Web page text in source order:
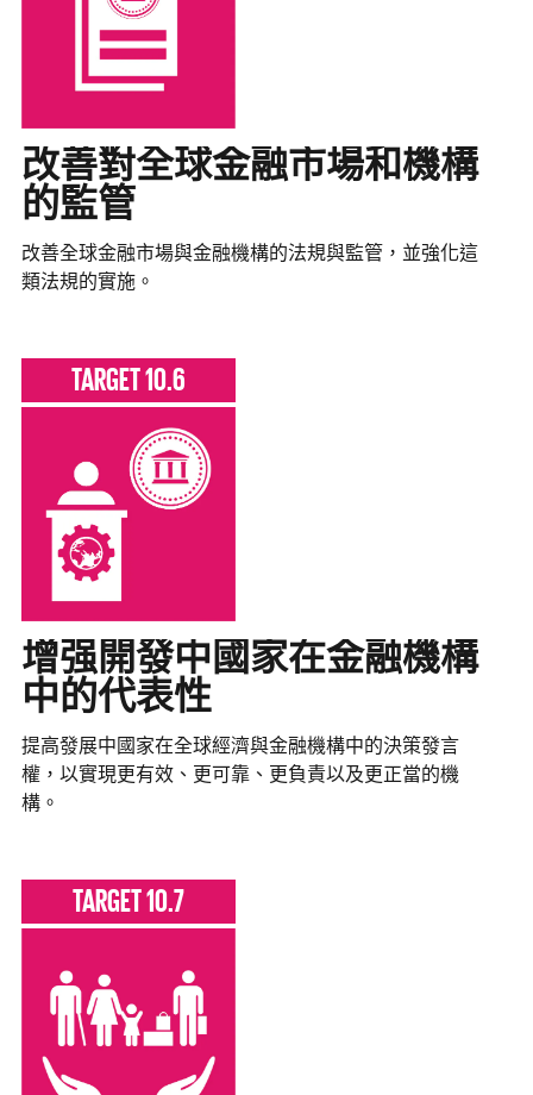
改善對全球金融市場和機構
的監管
改善全球金融市場與金融機構的法規與監管，並強化這
類法規的實施。
TARGET 10.6
增强開發中國家在金融機構
中的代表性
提高發展中國家在全球經濟與金融機構中的決策發言
權，以實現更有效、更可靠、更負責以及更正當的機
構。
TARGET 10.7